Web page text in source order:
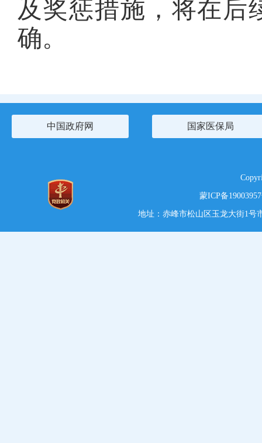
及奖惩措施，将在后
确。
中国政府网 国家医保局
蒙ICP备
地址：赤峰市松山区玉龙大街1号